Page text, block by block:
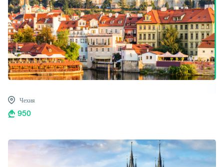
Чехия
950